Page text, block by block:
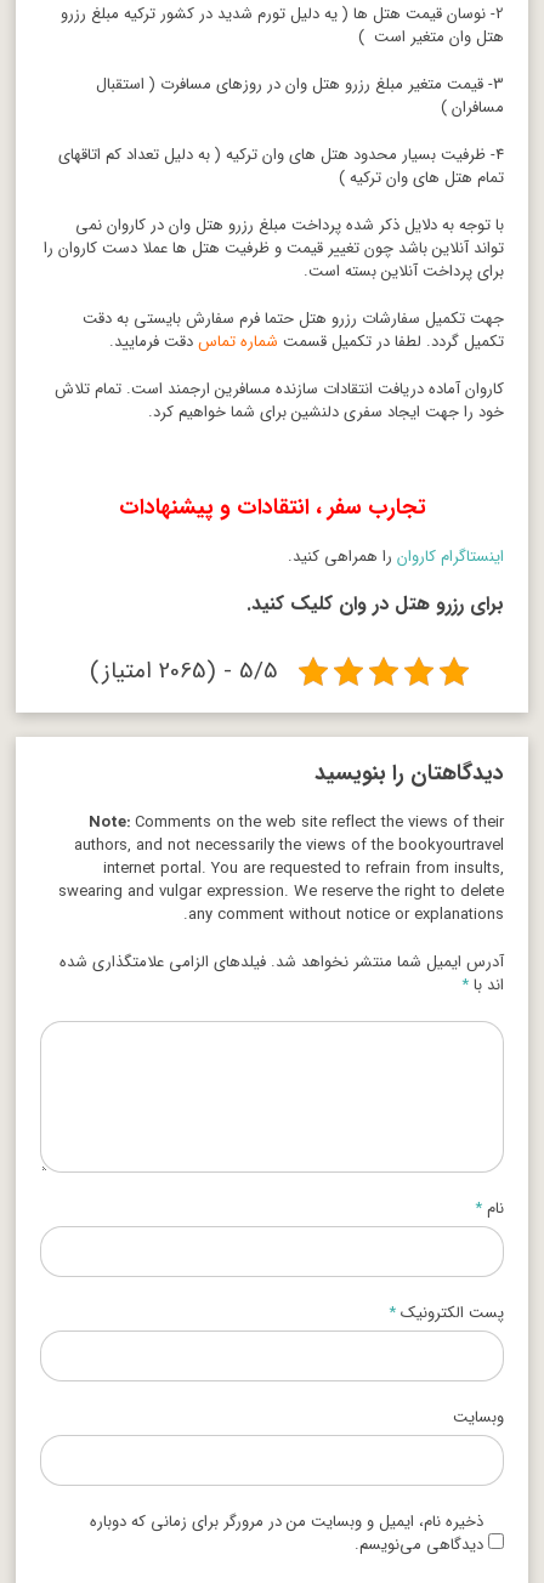
2- نوسان قیمت هتل ها ( یه دلیل تورم شدید در کشور ترکیه مبلغ رزرو
هتل وان متغیر است )
3- قیمت متغیر مبلغ رزرو هتل وان در روزهای مسافرت ( استقبال
مسافران )
4- ظرفیت بسیار محدود هتل های وان ترکیه ( به دلیل تعداد کم اتاقهای
تمام هتل های وان ترکیه )
با توجه به دلایل ذکر شده پرداخت مبلغ رزرو هتل وان در کاروان نمی
تواند آنلاین باشد چون تغییر قیمت و ظرفیت هتل ها عملا دست کاروان را
برای پرداخت آنلاین بسته است.
جهت تکمیل سفارشات رزرو هتل حتما فرم سفارش بایستی به دقت
تکمیل گردد. لطفا در تکمیل قسمت شماره تماسدقت فرمایید.
کاروان آماده دریافت انتقادات سازنده مسافرین ارجمند است. تمام تلاش
خود را جهت ایجاد سفری دلنشین برای شما خواهیم کرد.
تجارب سفر ، انتقادات و پیشنهادات
اینستاگرام کاروان را همراهی کنید.
برای رزرو هتل در وانکلیک کنید.
5/5 - (2065 امتیاز)
دیدگاهتان را بنویسید
Note:Comments on the web site reflect the views of their
authors, and not necessarily the views of the bookyourtravel
internet portal. You are requested to refrain from insults,
swearing and vulgar expression. We reserve the right to delete
any comment without notice or explanations.
آدرس ایمیل شما منتشر نخواهد شد. فیلدهای الزامی علامتگذاری شده
اند با*
نام*
پست الکترونیک*
وبسایت
ذخیره نام، ایمیل و وبسایت من در مرورگر برای زمانی که دوباره
دیدگاهی می‌نویسم.